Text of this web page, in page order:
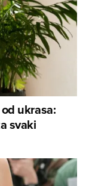
ukrasa:
svaki